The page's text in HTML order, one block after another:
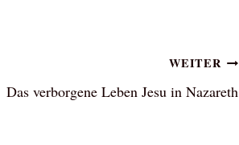
WEITER
Das verborgene Leben Jesu in Nazareth